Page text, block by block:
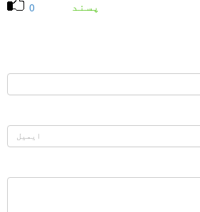
0 پسند